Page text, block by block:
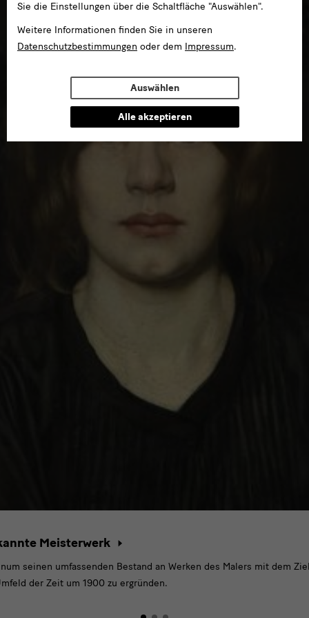
Meisterwerk
seinen umfassenden Bestand an Werken des Malers mit dem
der Zeit um 1900 zu ergründen.
Sie die Einstellungen über die Schaltfläche "Auswählen".
Weitere Informationen finden Sie in unseren
Datenschutzbestimmungen oder dem Impressum.
Auswählen
Alle akzeptieren